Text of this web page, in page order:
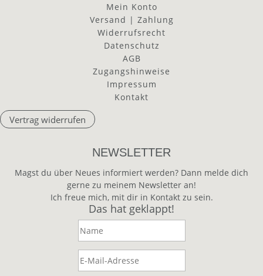
Mein Konto
Versand | Zahlung
Widerrufsrecht
Datenschutz
AGB
Zugangshinweise
Impressum
Kontakt
Vertrag widerrufen
NEWSLETTER
Magst du über Neues informiert werden? Dann melde dich
gerne zu meinem Newsletter an!
Ich freue mich, mit dir in Kontakt zu sein.
Das hat geklappt!